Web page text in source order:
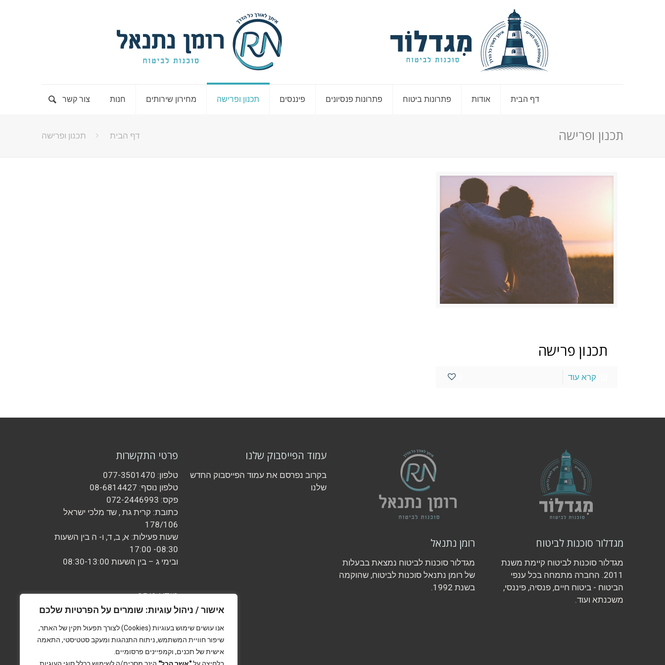
אישור / ניהול עוגיות: שומרים על הפרטיות שלכם
אנו עושים שימוש בעוגיות (Cookies) לצורך תפעול תקין של האתר,
שיפור חוויית המשתמש, ניתוח התנהגות ומעקב סטטיסטי, התאמה
אישית של תכנים, וקמפיינים פרסומיים.
דף הבית אודות פתרונות ביטוח פתרונות פנסיונים פיננסים תכנון ופרישה מחירון שירותים חנות צור קשר
תכנון ופרישה דף הבית תכנון ופרישה
תכנון פרישה
קרא עוד
פרטי התקשרות
טלפון: 077-3501470
טלפון נוסף: 08-6814427
פקס: 072-2446993
כתובת: קרית גת , שד מלכי ישראל
178/106
שעות פעילות: א, ב, ד, ו- ה בין השעות
08:30- 17:00
ובימי ג – בין השעות 08:30-13:00
מידע נוסף
אמנת השירות
צור קשר
אודות
עמוד הפייסבוק שלנו
בקרוב נפרסם את עמוד הפייסבוק החדש
שלנו
רומן נתנאל
מגדלור סוכנות לביטוח נמצאת בבעלות
של רומן נתנאל סוכנות לביטוח, שהוקמה
בשנת 1992.
מגדלור סוכנות לביטוח
מגדלור סוכנות לביטוח קיימת משנת
2011. החברה מתמחה בכל ענפי
הביטוח - ביטוח חיים, פנסיה, פיננסי,
משכנתא ועוד.